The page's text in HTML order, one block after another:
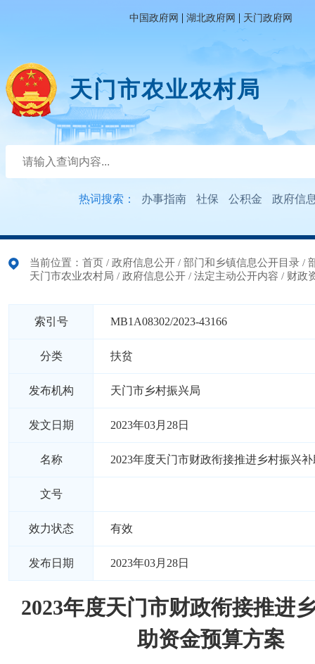
中国政府网 | 湖北政府网 | 天门政府网
天门市农业农村局
热词搜索： 办事指南 社保 公积金 政府信
当前位置： 首页 / 政府信息公开 / 部门和乡镇信息公开目录 /
天门市农业农村局 / 政府信息公开 / 法定主动公开内容 / 财政
索引号 MB1A08302/2023-43166
分类 扶贫
发布机构 天门市乡村振兴局
发文日期 2023年03月28日
名称 2023年度天门市财政衔接推进乡村振兴
文号
效力状态 有效
发布日期 2023年03月28日
2023年度天门市财政衔接推进
助资金预算方案